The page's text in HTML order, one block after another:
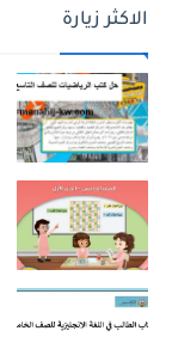
الاكثر زيارة